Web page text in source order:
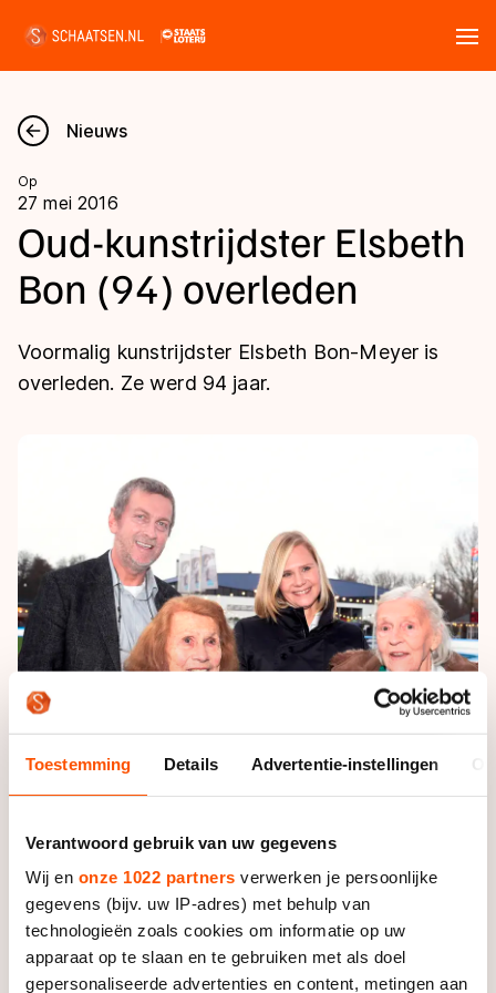
Toestemming Details Advertentie-instellingen
Verantwoord gebruik van uw gegevens
Wij en onze 1022 partners verwerken je persoonlijke
gegevens (bijv. uw IP-adres) met behulp van
technologieën zoals cookies om informatie op uw
apparaat op te slaan en te gebruiken met als doel
gepersonaliseerde advertenties en content, metingen aan
Nieuws
Kalender
Disciplines
Langebaan
Kunstschaatsen
Schoonrijden
Natuurijs
Uitslagen
Inlineskaten
Kunstschaatsen
Ranglijsten Langebaan
Persoonlijke records & tijden
Historie & statistiek
De weg op
Inschrijven wedstrijden
Algemene Nederlandse Schaatstijd
Deze zomer de weg op
Waar kan ik schaatsen en skaten?
Schaatsfans
Alles voor jou als schaatsfan
Evenementen
Tickets
Olympische Spelen
Olympische Spelen
Medaille overzicht
Medaillespiegel
Van Jong tot Goud verhalen
Nieuws
Op
27 mei 2016
Oud-kunstrijdster Elsbeth
Bon (94) overleden
Voormalig kunstrijdster Elsbeth Bon-Meyer is
overleden. Ze werd 94 jaar.
Foto: Huub Snoep
Bon, die op dinsdag 24 mei overleed, was samen met